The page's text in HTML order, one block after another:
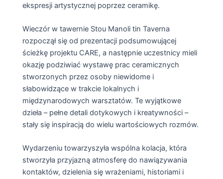
ekspresji artystycznej poprzez ceramikę.
Wieczór w tawernie Stou Manoli tin Taverna
rozpoczął się od prezentacji podsumowującej
ścieżkę projektu CARE, a następnie uczestnicy mieli
okazję podziwiać wystawę prac ceramicznych
stworzonych przez osoby niewidome i
słabowidzące w trakcie lokalnych i
międzynarodowych warsztatów. Te wyjątkowe
dzieła – pełne detali dotykowych i kreatywności –
stały się inspiracją do wielu wartościowych rozmów.
Wydarzeniu towarzyszyła wspólna kolacja, która
stworzyła przyjazną atmosferę do nawiązywania
kontaktów, dzielenia się wrażeniami, historiami i